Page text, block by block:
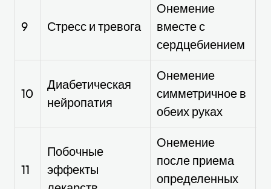
9 Стресс и тревога
Онемение
вместе с
сердцебиением
10
Диабетическая
нейропатия
Онемение
симметричное в
обеих руках
11
Побочные
эффекты
Онемение
после приема
определенных